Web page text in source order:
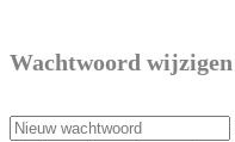
Wachtwoord wijzigen